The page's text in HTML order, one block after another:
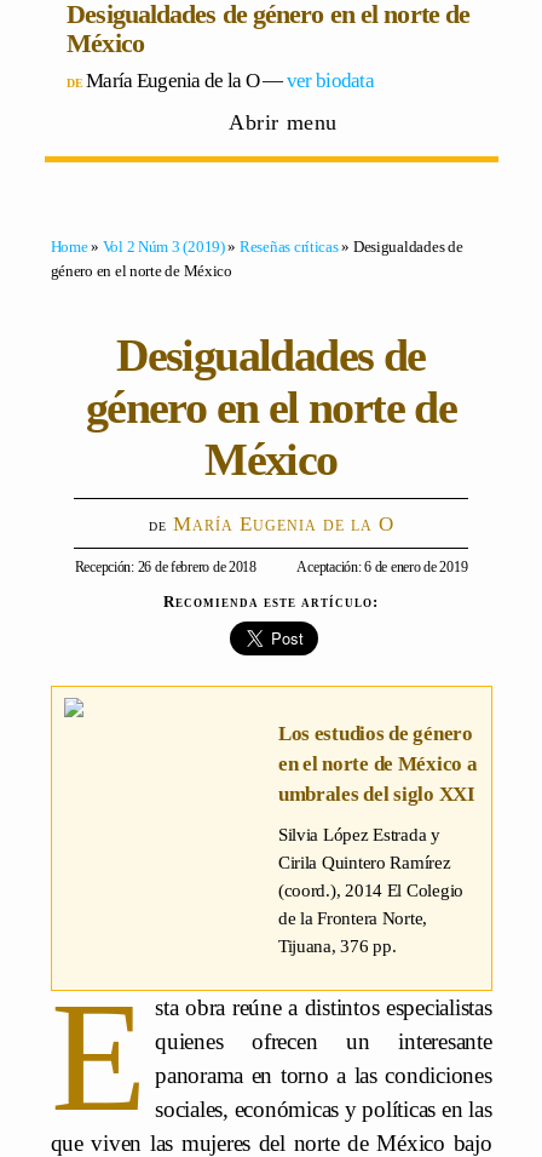
Desigualdades de género en el norte de
México
María Eugenia de la O―ver biodata
Abrir menu
Home» Vol 2 Núm 3 (2019)» Reseñas críticas» Desigualdades de
género en el norte de México
Desigualdades de
género en el norte de
México
María Eugenia de la O
Recepción: 26 de febrero de 2018 Aceptación: 6 de enero de 2019
Recomienda este artículo:
Los estudios de género
en el norte de México a
umbrales del siglo XXI
Silvia López Estrada y
Cirila Quintero Ramírez
(coord.), 2014 El Colegio
de la Frontera Norte,
Tijuana, 376 pp.
E
sta obra reúne a distintos especialistas
quienes ofrecen un interesante
panorama en torno a las condiciones
sociales, económicas y políticas en las
que viven las mujeres del norte de México bajo